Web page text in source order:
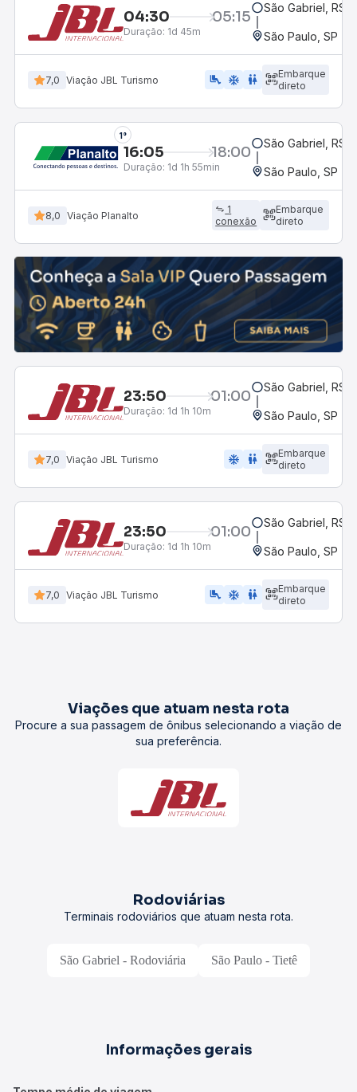
04:30 05:15
Duração: 1d 45m
São Gabriel, RS
São Paulo, SP -
7,0 Viação JBL Turismo airline_seat_legroom_extra ac_unit wc
Embarque
direto
1°
16:05 18:00
Duração: 1d 1h 55min
São Gabriel, RS
São Paulo, SP -
8,0 Viação Planalto
1
conexão
Embarque
direto
23:50 01:00
Duração: 1d 1h 10m
São Gabriel, RS
São Paulo, SP -
7,0 Viação JBL Turismo ac_unit wc
Embarque
direto
23:50 01:00
Duração: 1d 1h 10m
São Gabriel, RS
São Paulo, SP -
7,0 Viação JBL Turismo airline_seat_legroom_extra ac_unit wc
Embarque
direto
Viações que atuam nesta rota
Procure a sua passagem de ônibus selecionando a viação de
sua preferência.
Rodoviárias
Terminais rodoviários que atuam nesta rota.
São Gabriel - Rodoviária São Paulo - Tietê
Informações gerais